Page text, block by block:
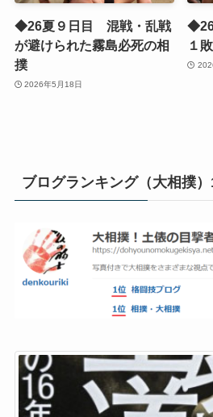
◆26夏９日目 混戦・乱戦
が避けられた霧島必死の相
撲
2026年5月18日
１
ブログランキング（大相撲